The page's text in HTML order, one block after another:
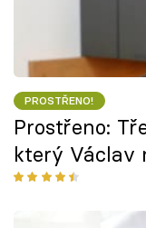
Sledujte nás
PROSTŘENO!
Prostřeno:
který Václav